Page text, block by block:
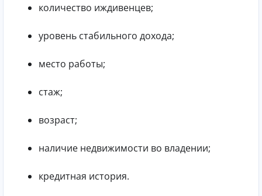
количество иждивенцев;
уровень стабильного дохода;
место работы;
стаж;
возраст;
наличие недвижимости во владении;
кредитная история.